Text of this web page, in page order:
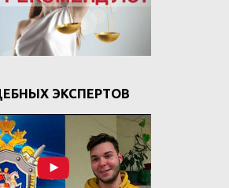
ЭКСПЕРТОВ